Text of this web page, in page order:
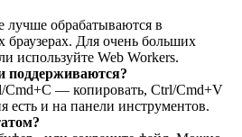
обрабатываются в
Для очень больших
используйте Web Workers.
поддерживаются?
— копировать, Ctrl/Cmd+V
есть и на панели инструментов.